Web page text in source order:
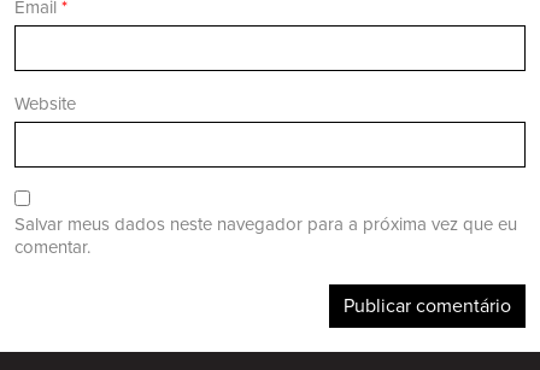
Email *
Website
Salvar meus dados neste navegador para a próxima vez que eu
comentar.